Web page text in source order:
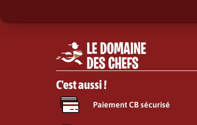
C'est aussi !
Paiement CB sécurisé